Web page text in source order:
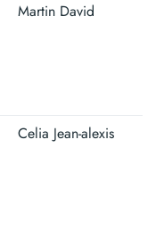
Martin David
Celia Jean-alexis